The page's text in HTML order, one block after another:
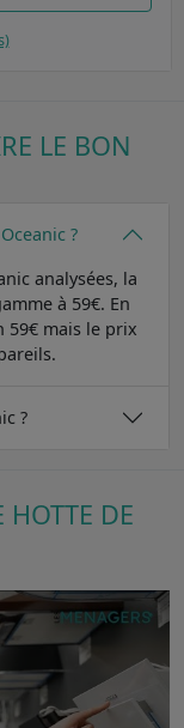
LE BON
?
analysées, la
à 59€. En
59€ mais le prix
?
DE